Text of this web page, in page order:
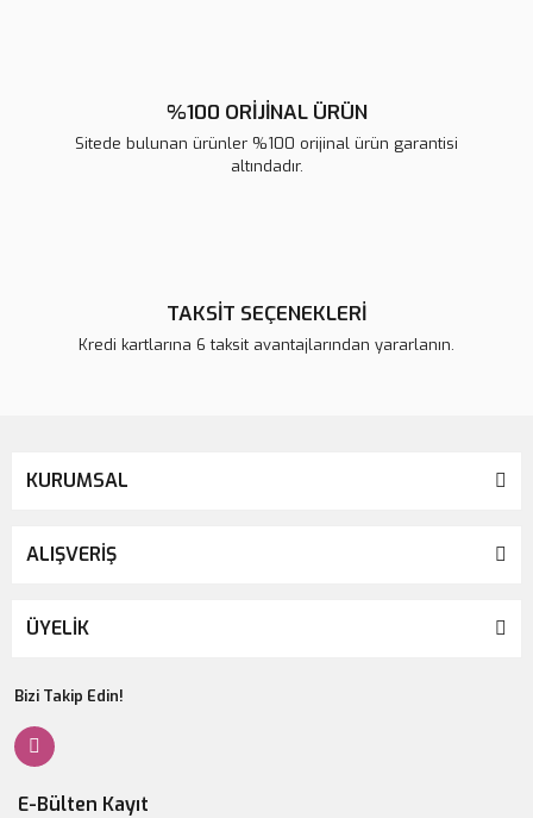
%100 ORİJİNAL ÜRÜN
Sitede bulunan ürünler %100 orijinal ürün garantisi
altındadır.
TAKSİT SEÇENEKLERİ
Kredi kartlarına 6 taksit avantajlarından yararlanın.
KURUMSAL
ALIŞVERİŞ
ÜYELİK
Bizi Takip Edin!
E-Bülten Kayıt